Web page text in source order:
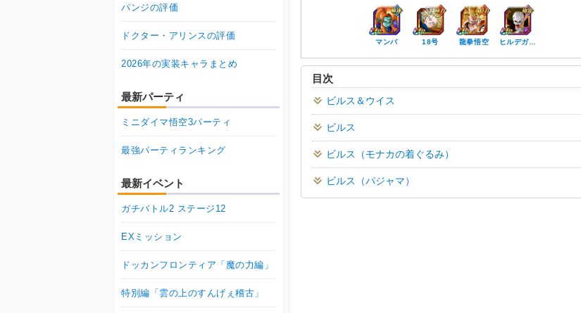
マンバ 18号 龍拳悟空 ヒルデガ…
目次
ビルス＆ウイス
ビルス
ビルス（モナカの着ぐるみ）
ビルス（パジャマ）
パンジの評価
ドクター・アリンスの評価
2026年の実装キャラまとめ
最新パーティ
ミニダイマ悟空3パーティ
最強パーティランキング
最新イベント
ガチバトル2 ステージ12
EXミッション
ドッカンフロンティア「魔の力編」
特別編「雲の上のすんげぇ稽古」